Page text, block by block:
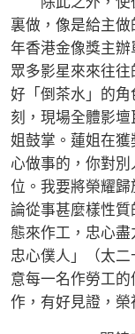
裏做，像是給主
年香港金像獎主
眾多影星來來往
好「倒茶水」的
刻，現場全體影
姐鼓掌。蓮姐在
心做事的，你對
位。我要將榮耀
論從事甚麼樣性
態來作工，忠心
忠心僕人」（太
意每一名作勞工
作，有好見證，榮